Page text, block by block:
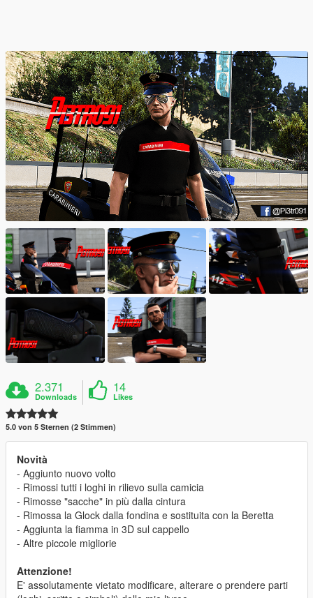
2.371
Downloads
14
Likes
5.0 von 5 Sternen (2 Stimmen)
Novità
- Aggiunto nuovo volto
- Rimossi tutti i loghi in rilievo sulla camicia
- Rimosse "sacche" in più dalla cintura
- Rimossa la Glock dalla fondina e sostituita con la Beretta
- Aggiunta la fiamma in 3D sul cappello
- Altre piccole migliorie
Attenzione!
E' assolutamente vietato modificare, alterare o prendere parti